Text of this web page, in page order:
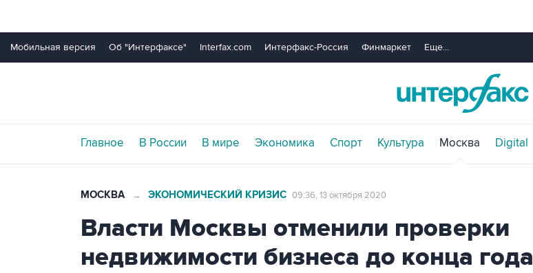
Мобильная версия Об "Интерфаксе" Interfax.com Интерфакс-Россия Финмаркет Еще...
Главное В России В мире Экономика Спорт Культура Москва Digital
МОСКВА → ЭКОНОМИЧЕСКИЙ КРИЗИС 09:36, 13 октября 2020
Власти Москвы отменили проверки
недвижимости бизнеса до конца года